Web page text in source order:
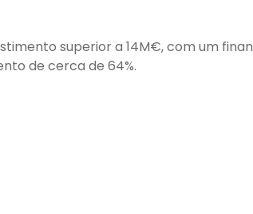
superior a 14M€, com um
de cerca de 64%.